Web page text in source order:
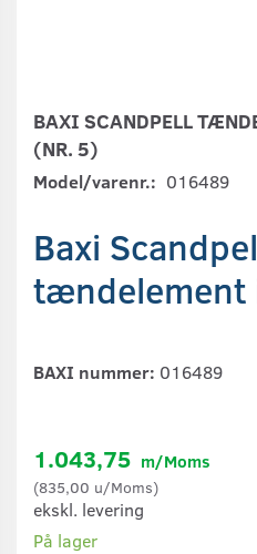
BAXI SCANDPELL
(NR. 5)
Model/varenr.: 016489
Baxi
tændelement
BAXI nummer: 016489
1.043,75 m/Moms
(835,00 u/Moms)
ekskl. levering
På lager